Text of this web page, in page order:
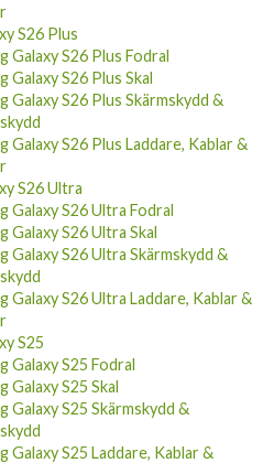
S26 Plus
Galaxy S26 Plus Fodral
Galaxy S26 Plus Skal
Galaxy S26 Plus Skärmskydd &
Galaxy S26 Plus Laddare, Kablar &
S26 Ultra
Galaxy S26 Ultra Fodral
Galaxy S26 Ultra Skal
Galaxy S26 Ultra Skärmskydd &
Galaxy S26 Ultra Laddare, Kablar &
S25
Galaxy S25 Fodral
Galaxy S25 Skal
Galaxy S25 Skärmskydd &
Galaxy S25 Laddare, Kablar &